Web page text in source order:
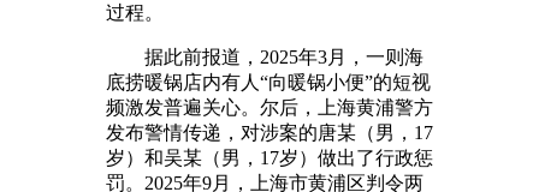
过程。
据此前报道，2025年3月，一则海
底捞暖锅店内有人“向暖锅小便”的短视
频激发普遍关心。尔后，上海黄浦警方
发布警情传递，对涉案的唐某（男，17
岁）和吴某（男，17岁）做出了行政惩
罚。2025年9月，上海市黄浦区判令两